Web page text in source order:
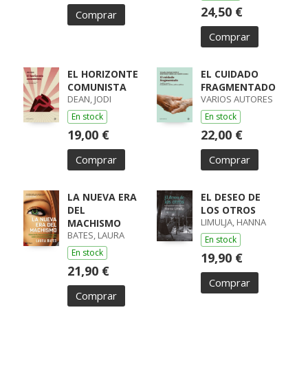
Comprar 24,50 €
Comprar
EL HORIZONTE
COMUNISTA
DEAN, JODI
En stock
19,00 €
Comprar
EL CUIDADO
FRAGMENTADO
VARIOS AUTORES
En stock
22,00 €
Comprar
LA NUEVA ERA
DEL
MACHISMO
BATES, LAURA
En stock
21,90 €
Comprar
EL DESEO DE
LOS OTROS
LIMULJA, HANNA
En stock
19,90 €
Comprar